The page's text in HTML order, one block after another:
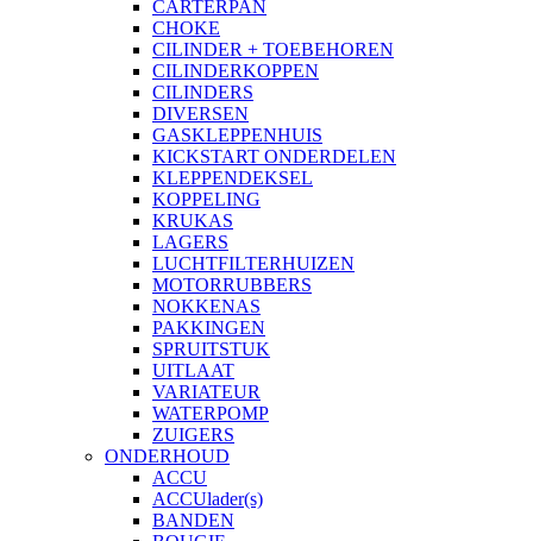
CARTERPAN
CHOKE
CILINDER + TOEBEHOREN
CILINDERKOPPEN
CILINDERS
DIVERSEN
GASKLEPPENHUIS
KICKSTART ONDERDELEN
KLEPPENDEKSEL
KOPPELING
KRUKAS
LAGERS
LUCHTFILTERHUIZEN
MOTORRUBBERS
NOKKENAS
PAKKINGEN
SPRUITSTUK
UITLAAT
VARIATEUR
WATERPOMP
ZUIGERS
ONDERHOUD
ACCU
ACCUlader(s)
BANDEN